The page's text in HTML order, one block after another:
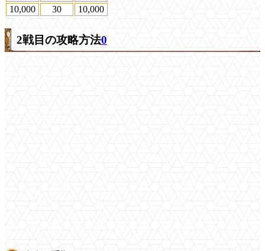
10,000
30 10,000
2戦目の攻略方法0